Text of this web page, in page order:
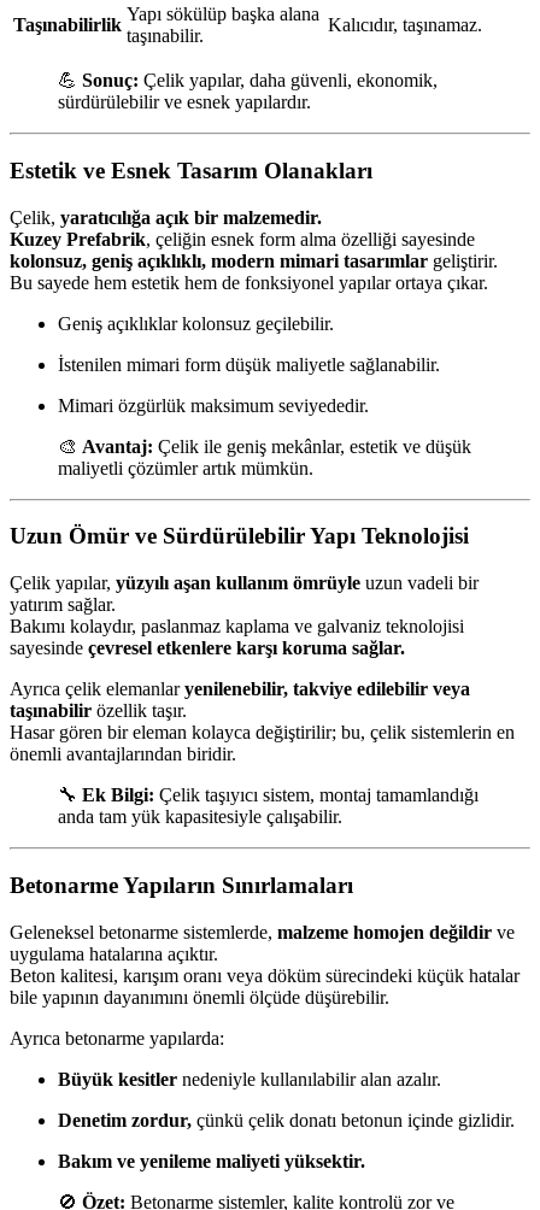
Taşınabilirlik
Yapı sökülüp başka alana
taşınabilir.
Kalıcıdır, taşınamaz.
💪 Sonuç: Çelik yapılar, daha güvenli, ekonomik,
sürdürülebilir ve esnek yapılardır.
Estetik ve Esnek Tasarım Olanakları
Çelik, yaratıcılığa açık bir malzemedir.
Kuzey Prefabrik, çeliğin esnek form alma özelliği sayesinde
kolonsuz, geniş açıklıklı, modern mimari tasarımlar geliştirir.
Bu sayede hem estetik hem de fonksiyonel yapılar ortaya çıkar.
Geniş açıklıklar kolonsuz geçilebilir.
İstenilen mimari form düşük maliyetle sağlanabilir.
Mimari özgürlük maksimum seviyededir.
🎨 Avantaj: Çelik ile geniş mekânlar, estetik ve düşük
maliyetli çözümler artık mümkün.
Uzun Ömür ve Sürdürülebilir Yapı Teknolojisi
Çelik yapılar, yüzyılı aşan kullanım ömrüyle uzun vadeli bir
yatırım sağlar.
Bakımı kolaydır, paslanmaz kaplama ve galvaniz teknolojisi
sayesinde çevresel etkenlere karşı koruma sağlar.
Ayrıca çelik elemanlaryenilenebilir, takviye edilebilir veya
taşınabilir özellik taşır.
Hasar gören bir eleman kolayca değiştirilir; bu, çelik sistemlerin en
önemli avantajlarından biridir.
🔧 Ek Bilgi: Çelik taşıyıcı sistem, montaj tamamlandığı
anda tam yük kapasitesiyle çalışabilir.
Betonarme Yapıların Sınırlamaları
Geleneksel betonarme sistemlerde, malzeme homojen değildir ve
uygulama hatalarına açıktır.
Beton kalitesi, karışım oranı veya döküm sürecindeki küçük hatalar
bile yapının dayanımını önemli ölçüde düşürebilir.
Ayrıca betonarme yapılarda:
Büyük kesitler nedeniyle kullanılabilir alan azalır.
Denetim zordur, çünkü çelik donatı betonun içinde gizlidir.
Bakım ve yenileme maliyeti yüksektir.
🚫 Özet: Betonarme sistemler, kalite kontrolü zor ve